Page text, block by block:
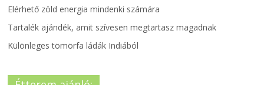
Elérhető zöld energia mindenki számára
Tartalék ajándék, amit szívesen megtartasz magadnak
Különleges tömörfa ládák Indiából